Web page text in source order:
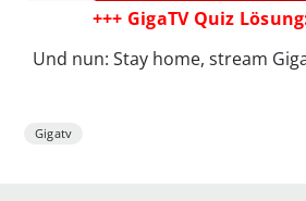
+++ GigaTV Quiz
Und nun: Stay home, stream
Gigatv